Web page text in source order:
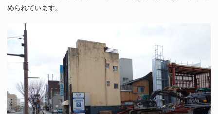
められています。